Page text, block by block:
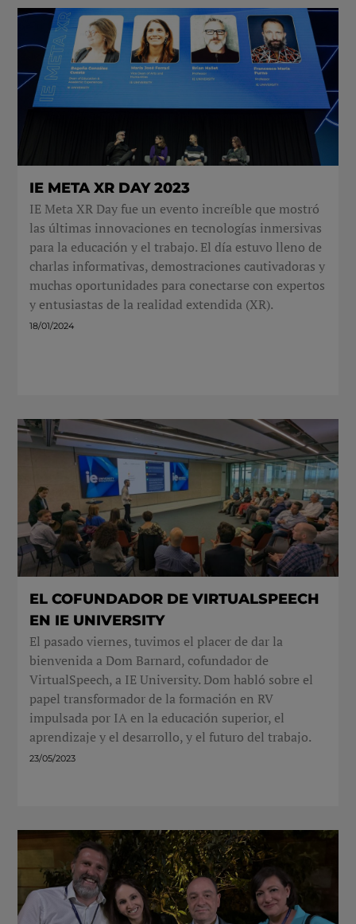
IE META XR DAY 2023
IE Meta XR Day fue un evento increíble que mostró
las últimas innovaciones en tecnologías inmersivas
para la educación y el trabajo. El día estuvo lleno de
charlas informativas, demostraciones cautivadoras y
muchas oportunidades para conectarse con expertos
y entusiastas de la realidad extendida (XR).
18/01/2024
EL COFUNDADOR DE VIRTUALSPEECH
EN IE UNIVERSITY
El pasado viernes, tuvimos el placer de dar la
bienvenida a Dom Barnard, cofundador de
VirtualSpeech, a IE University. Dom habló sobre el
papel transformador de la formación en RV
impulsada por IA en la educación superior, el
aprendizaje y el desarrollo, y el futuro del trabajo.
23/05/2023